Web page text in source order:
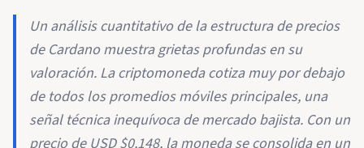
Un análisis cuantitativo de la estructura de precios
de Cardano muestra grietas profundas en su
valoración. La criptomoneda cotiza muy por debajo
de todos los promedios móviles principales, una
señal técnica inequívoca de mercado bajista. Con un
precio de USD $0,148, la moneda se consolida en un